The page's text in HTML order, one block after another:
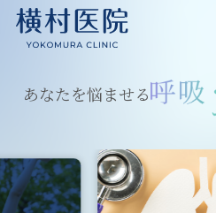
あなたを悩ませる